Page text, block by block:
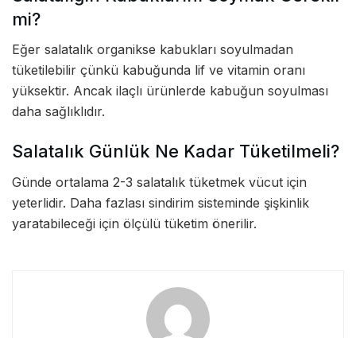
mi?
Eğer salatalık organikse kabukları soyulmadan
tüketilebilir çünkü kabuğunda lif ve vitamin oranı
yüksektir. Ancak ilaçlı ürünlerde kabuğun soyulması
daha sağlıklıdır.
Salatalık Günlük Ne Kadar Tüketilmeli?
Günde ortalama 2-3 salatalık tüketmek vücut için
yeterlidir. Daha fazlası sindirim sisteminde şişkinlik
yaratabileceği için ölçülü tüketim önerilir.